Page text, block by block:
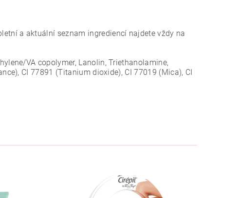
a aktuální seznam ingrediencí najdete vždy na
VA copolymer, Lanolin, Triethanolamine,
CI 77891 (Titanium dioxide), CI 77019 (Mica), CI